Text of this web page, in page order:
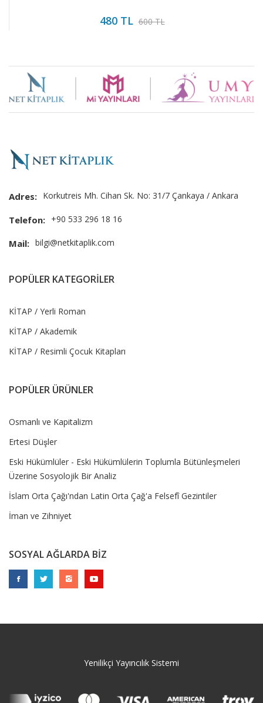
480 TL 600 TL
Brand
Slider
Adres: Korkutreis Mh. Cihan Sk. No: 31/7 Çankaya / Ankara
Telefon: +90 533 296 18 16
Mail: bilgi@netkitaplik.com
POPÜLER KATEGORİLER
KİTAP / Yerli Roman
KİTAP / Akademik
KİTAP / Resimli Çocuk Kitapları
POPÜLER ÜRÜNLER
Osmanlı ve Kapitalizm
Ertesi Düşler
Eski Hükümlüler - Eski Hükümlülerin Toplumla Bütünleşmeleri
Üzerine Sosyolojik Bir Analiz
İslam Orta Çağı'ndan Latin Orta Çağ'a Felsefî Gezintiler
İman ve Zihniyet
SOSYAL AĞLARDA BİZ
Yenilikçi Yayıncılık Sistemi